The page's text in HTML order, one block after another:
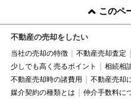
このペ
不動産の売却をしたい
当社の売却の特徴 不動産売却査定
少しでも高く売るポイント
相続相
不動産売却時の諸費用
不動産売却
媒介契約の種類とは
仲介手数料に